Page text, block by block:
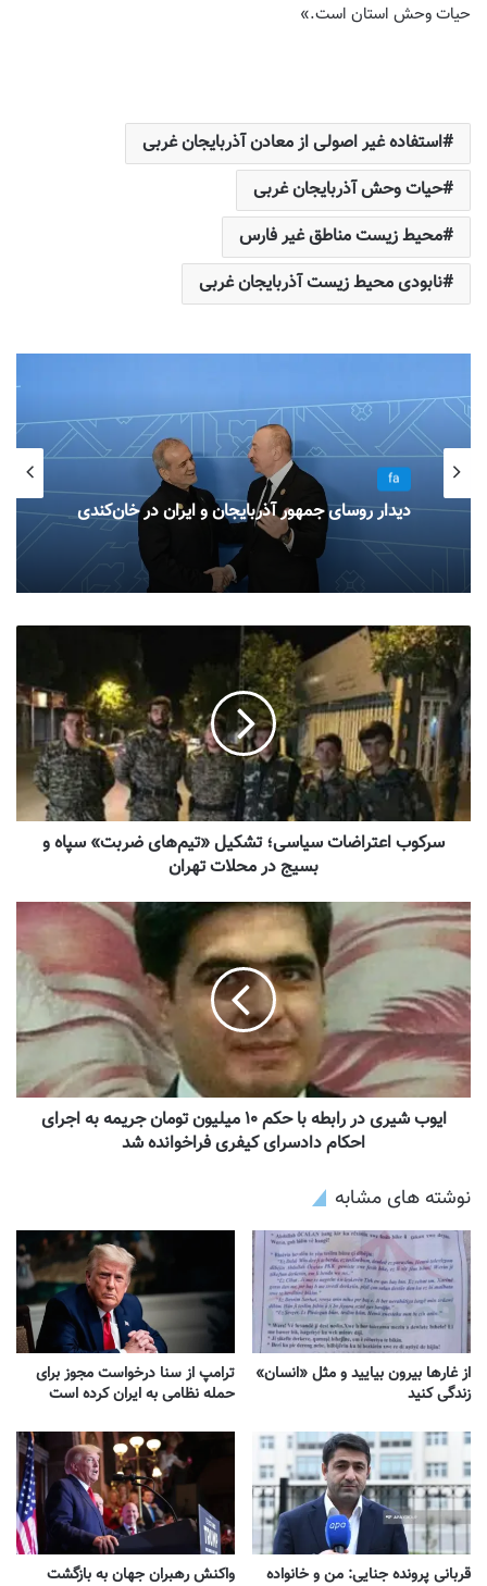
حیات وحش استان است.»
استفاده غیر اصولی از معادن آذربایجان غربی
حیات وحش آذربایجان غربی
محیط زیست مناطق غیر فارس
نابودی محیط زیست آذربایجان غربی
fa
دیدار روسای جمهور آذربایجان و ایران در خان‌کندی
سرکوب اعتراضات سیاسی؛ تشکیل «تیم‌های ضربت» سپاه و
بسیج در محلات تهران
ایوب شیری در رابطه با حکم ۱۰ میلیون تومان جریمه به اجرای
احکام دادسرای کیفری فراخوانده شد
نوشته های مشابه
از غارها بیرون بیایید و مثل «انسان»
زندگی کنید
ترامپ از سنا درخواست مجوز برای
حمله نظامی به ایران کرده است
قربانی پرونده جنایی: من و خانواده
واکنش‌ رهبران جهان به بازگشت